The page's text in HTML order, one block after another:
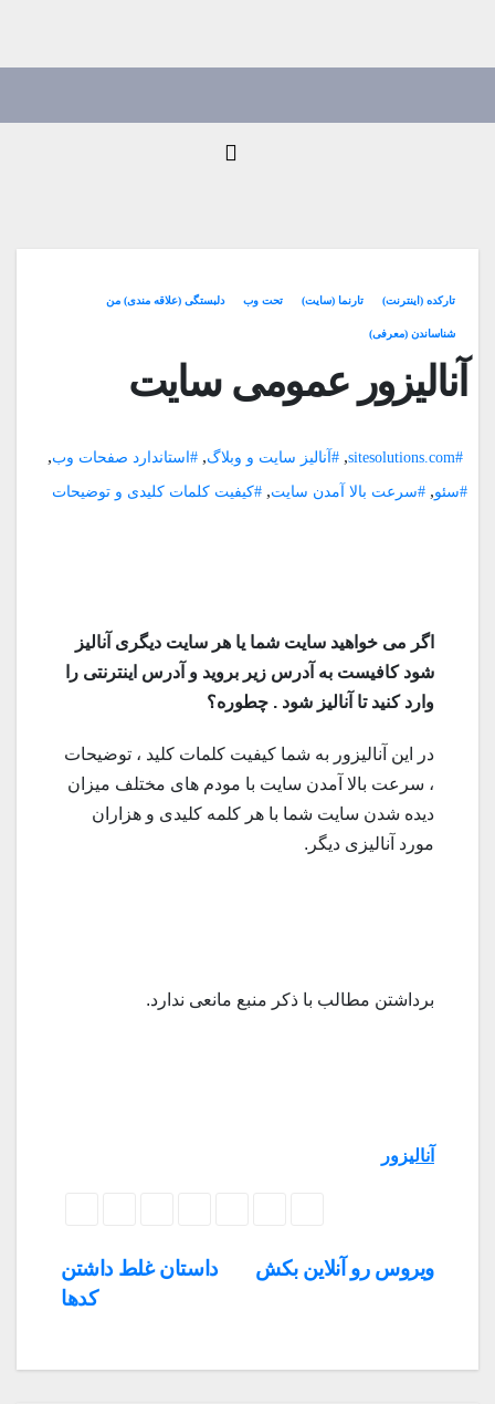
تارکده (اینترنت) تارنما (سایت) تحت وب دلبستگی (علاقه مندی) من
شناساندن (معرفی)
آنالیزور عمومی سایت
#sitesolutions.com
, #آنالیز سایت و وبلاگ, #استاندارد صفحات وب,
#سئو, #سرعت بالا آمدن سایت, #کیفیت کلمات کلیدی و توضیحات
اگر می خواهید سایت شما یا هر سایت دیگری آنالیز
شود کافیست به آدرس زیر بروید و آدرس اینترنتی را
وارد کنید تا آنالیز شود . چطوره؟
در این آنالیزور به شما کیفیت کلمات کلید ، توضیحات
، سرعت بالا آمدن سایت با مودم های مختلف میزان
دیده شدن سایت شما با هر کلمه کلیدی و هزاران
مورد آنالیزی دیگر.
برداشتن مطالب با ذکر منبع مانعی ندارد.
آنالیزور
راهبری
داستان غلط داشتن
کدها
ویروس رو آنلاین بکش